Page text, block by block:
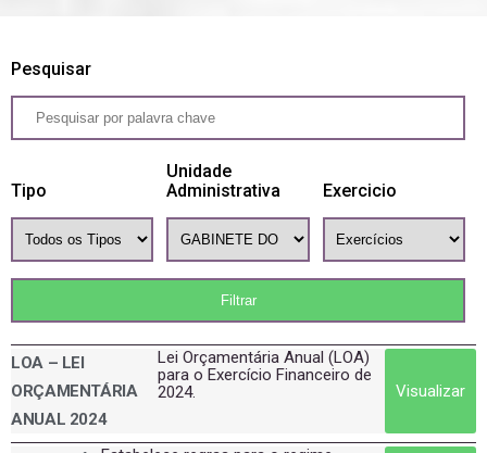
Pesquisar
Tipo
Unidade
Administrativa
Exercicio
LOA – LEI
ORÇAMENTÁRIA
ANUAL 2024
Lei Orçamentária Anual (LOA)
para o Exercício Financeiro de
2024.
Visualizar